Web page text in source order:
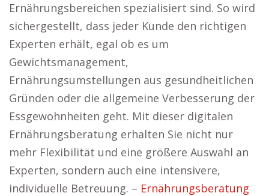
Ernährungsbereichen spezialisiert sind. So wird
sichergestellt, dass jeder Kunde den richtigen
Experten erhält, egal ob es um
Gewichtsmanagement,
Ernährungsumstellungen aus gesundheitlichen
Gründen oder die allgemeine Verbesserung der
Essgewohnheiten geht. Mit dieser digitalen
Ernährungsberatung erhalten Sie nicht nur
mehr Flexibilität und eine größere Auswahl an
Experten, sondern auch eine intensivere,
individuelle Betreuung. – Ernährungsberatung